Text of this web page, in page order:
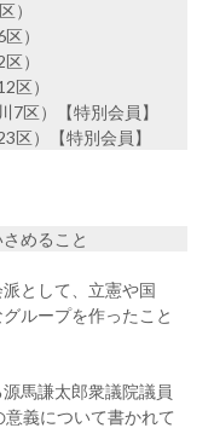
）
）
）
【特別会員】
【特別会員】
めること
として、立憲や国
ループを作ったこと
馬謙太郎衆議院議員
義について書かれて